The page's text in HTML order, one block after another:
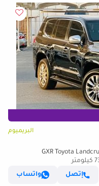
البريميوم
إتصل
واتساب